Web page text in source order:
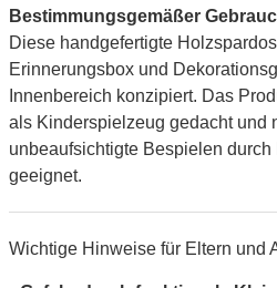
Bestimmungsgemäßer
Diese handgefertigte
Erinnerungsbox und
Innenbereich konzipiert. Das
als Kinderspielzeug gedacht und
unbeaufsichtigte Bespielen
geeignet.
Wichtige Hinweise für Eltern und